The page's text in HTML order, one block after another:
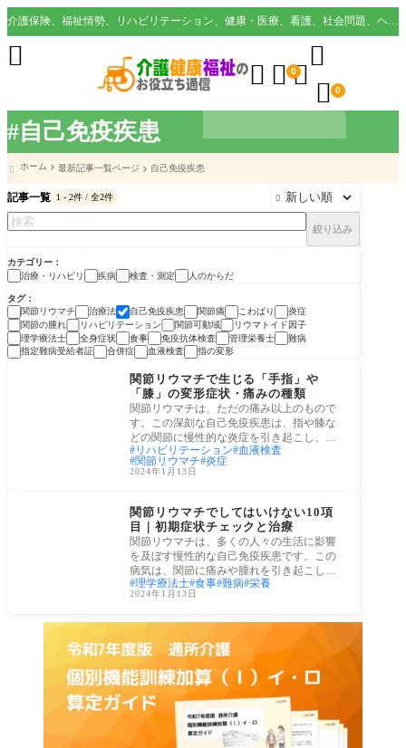
#自己免疫疾患
介護保険、福祉情勢、リハビリテーション、健康・医療、看護、社会問題、ヘルスケア業界など様々な切り口から役立つ情報を配信。
  0

 0

 ホーム 最新記事一覧ページ 自己免疫疾患
記事一覧 1 - 2件 / 全2件 
絞り込み
カテゴリー
治療・リハビリ
疾病 検査・測定 人のからだ
タグ
関節リウマチ
治療法 自己免疫疾患 関節痛 こわばり
炎症
関節の腫れ
リハビリテーション 関節可動域
リウマトイド因子
理学療法士
全身症状 食事 免疫抗体検査 管理栄養士
難病
指定難病受給者証
合併症 血液検査 指の変形
疾病
関節リウマチで生じる「手指」や
「膝」の変形症状・痛みの種類
関節リウマチは、ただの痛み以上のもので
す。この深刻な自己免疫疾患は、指や膝な
どの関節に慢性的な炎症を引き起こし、日
常生活
リハビリテーション 血液検査
関節リウマチ 炎症
2024年1月13日
関節リウマチでしてはいけない10項
目｜初期症状チェックと治療
関節リウマチは、多くの人々の生活に影響
を及ぼす慢性的な自己免疫疾患です。この
病気は、関節に痛みや腫れを引き起こし、
日常生
理学療法士 食事 難病 栄養
2024年1月13日